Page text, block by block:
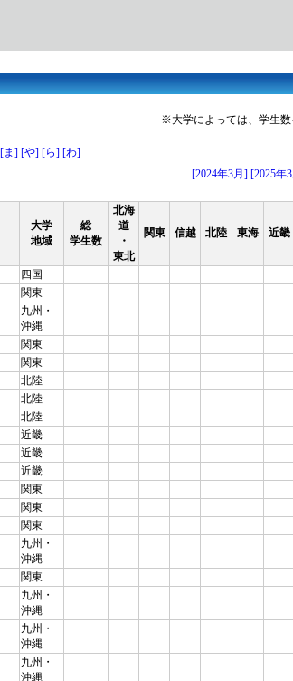
※大学によっては、学生数
[ま] [や] [ら] [わ]
[2024年3月] [2025年
大学
地域
総
学生数
北海
道
・
東北
関東 信越 北陸 東海 近畿
四国
関東
九州・
沖縄
関東
関東
北陸
北陸
北陸
近畿
近畿
近畿
関東
関東
関東
九州・
沖縄
関東
九州・
沖縄
九州・
沖縄
九州・
沖縄